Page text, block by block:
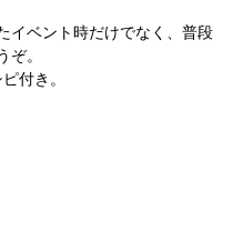
イベント時だけでなく、普段
ぞ。
付き。